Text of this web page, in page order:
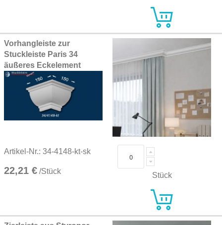
Vorhangleiste zur
Stuckleiste Paris 34
äußeres Eckelement
Artikel-Nr.: 34-4148-kt-sk
22,21 € /Stück Stück